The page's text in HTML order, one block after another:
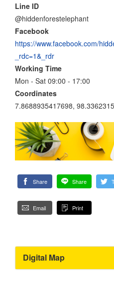
Line ID
@hiddenforestelephant
Facebook
https://www.facebook.com/
_rdc=1&_rdr
Working Time
Mon - Sat 09:00 - 17:00
Coordinates
7.8688935417698,
Share Share
Email Print
Digital Map